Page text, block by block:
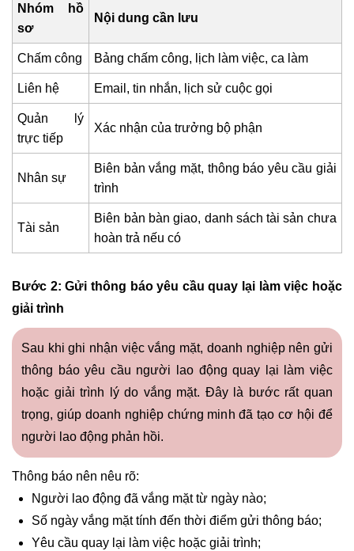
Nhóm hồ
sơ
Nội dung cần lưu
Chấm công Bảng chấm công, lịch làm việc, ca làm
Liên hệ Email, tin nhắn, lịch sử cuộc gọi
Quản lý
trực tiếp
Xác nhận của trưởng bộ phận
Nhân sự
Biên bản vắng mặt, thông báo yêu cầu giải
trình
Tài sản
Biên bản bàn giao, danh sách tài sản chưa
hoàn trả nếu có
Bước 2: Gửi thông báo yêu cầu quay lại làm việc hoặc
giải trình
Sau khi ghi nhận việc vắng mặt, doanh nghiệp nên gửi
thông báo yêu cầu người lao động quay lại làm việc
hoặc giải trình lý do vắng mặt. Đây là bước rất quan
trọng, giúp doanh nghiệp chứng minh đã tạo cơ hội để
người lao động phản hồi.
Thông báo nên nêu rõ:
Người lao động đã vắng mặt từ ngày nào;
Số ngày vắng mặt tính đến thời điểm gửi thông báo;
Yêu cầu quay lại làm việc hoặc giải trình;